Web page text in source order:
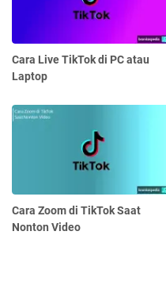
Cara Live TikTok di PC atau
Laptop
Cara Zoom di TikTok Saat
Nonton Video